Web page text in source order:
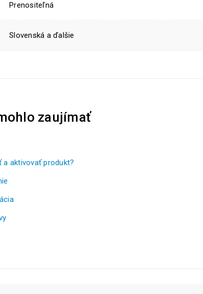
Prenositeľná
Slovenská a ďalšie
zaujímať
a aktivovať produkt?